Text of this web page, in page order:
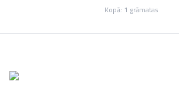
Kopā: 1 grāmatas